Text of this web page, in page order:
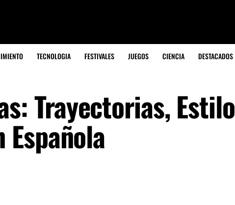
TECNOLOGIA FESTIVALES JUEGOS CIENCIA DESTACADOS
Trayectorias, Estilo